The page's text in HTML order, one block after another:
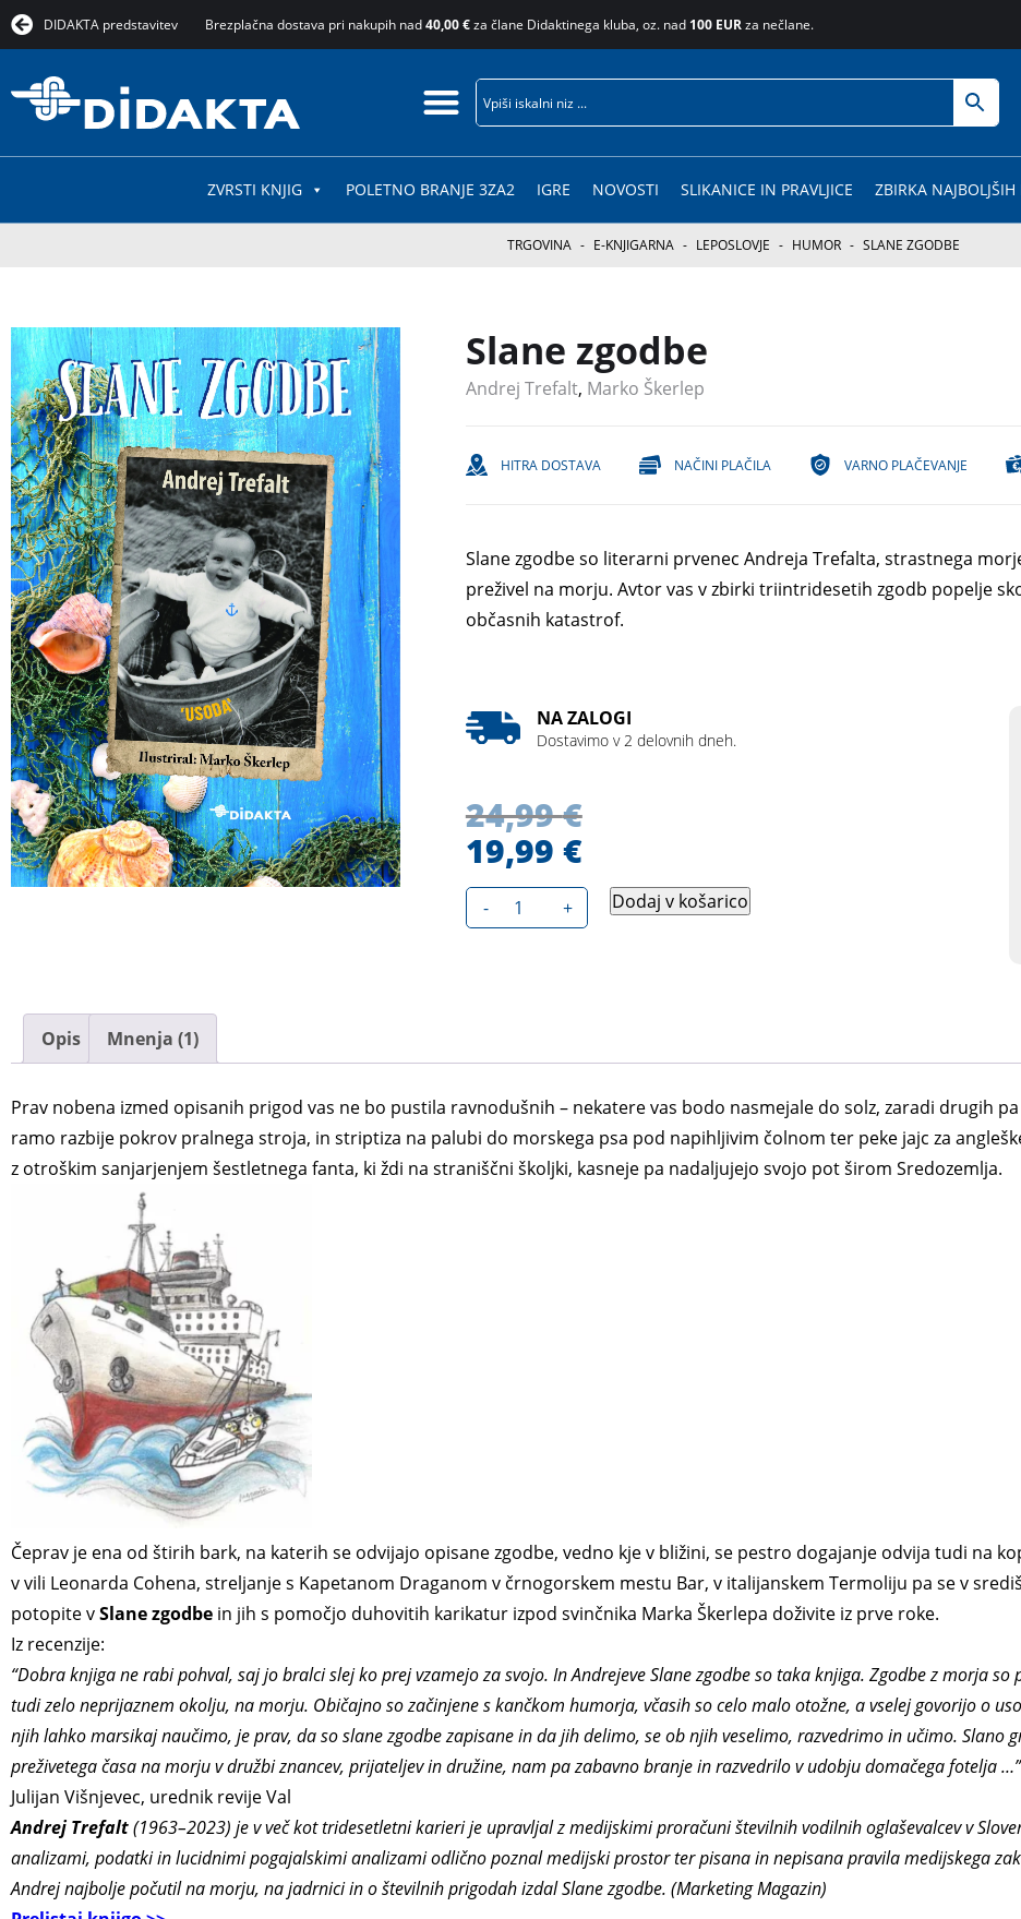
DIDAKTA predstavitev Brezplačna dostava pri nakupih nad40,00 €za člane Didaktinega kluba, oz. nad 100 EURza nečlane.
ZVRSTI KNJIG POLETNO BRANJE 3ZA2 IGRE NOVOSTI SLIKANICE IN PRAVLJICE ZBIRKA
TRGOVINA - E-KNJIGARNA - LEPOSLOVJE - HUMOR - SLANE ZGODBE
Slane zgodbe
Andrej Trefalt, Marko Škerlep
HITRA DOSTAVA NAČINI PLAČILA VARNO PLAČEVANJE
Slane zgodbe so literarni prvenec Andreja Trefalta, strastnega
preživel na morju. Avtor vas v zbirki triintridesetih zgodb popelje
občasnih katastrof.
NA ZALOGI
Dostavimo v 2 delovnih dneh.
24,99€
19,99 €
- + Dodaj v košarico
Opis Mnenja (1)
Prav nobena izmed opisanih prigod vas ne bo pustila ravnodušnih – nekatere vas bodo nasmejale do solz, zaradi drugih
ramo razbije pokrov pralnega stroja, in striptiza na palubi do morskega psa pod napihljivim čolnom ter peke jajc za
z otroškim sanjarjenjem šestletnega fanta, ki ždi na straniščni školjki, kasneje pa nadaljujejo svojo pot širom Sredozemlja.
Čeprav je ena od štirih bark, na katerih se odvijajo opisane zgodbe, vedno kje v bližini, se pestro dogajanje odvija tudi na
v vili Leonarda Cohena, streljanje s Kapetanom Draganom v črnogorskem mestu Bar, v italijanskem Termoliju pa se v
potopite vSlane zgodbe in jih s pomočjo duhovitih karikatur izpod svinčnika Marka Škerlepa doživite iz prve roke.
Iz recenzije:
“Dobra knjiga ne rabi pohval, saj jo bralci slej ko prej vzamejo za svojo. In Andrejeve Slane zgodbe so taka knjiga. Zgodbe z morja
tudi zelo neprijaznem okolju, na morju. Običajno so začinjene s kančkom humorja, včasih so celo malo otožne, a vselej govorijo o
njih lahko marsikaj naučimo, je prav, da so slane zgodbe zapisane in da jih delimo, se ob njih veselimo, razvedrimo in učimo.
preživetega časa na morju v družbi znancev, prijateljev in družine, nam pa zabavno branje in razvedrilo v udobju domačega fotelja …”
Julijan Višnjevec, urednik revije Val
Andrej Trefalt(1963–2023) je v več kot tridesetletni karieri je upravljal z medijskimi proračuni številnih vodilnih oglaševalcev v
analizami, podatki in lucidnimi pogajalskimi analizami odlično poznal medijski prostor ter pisana in nepisana pravila medijskega
Andrej najbolje počutil na morju, na jadrnici in o številnih prigodah izdal Slane zgodbe. (Marketing Magazin)